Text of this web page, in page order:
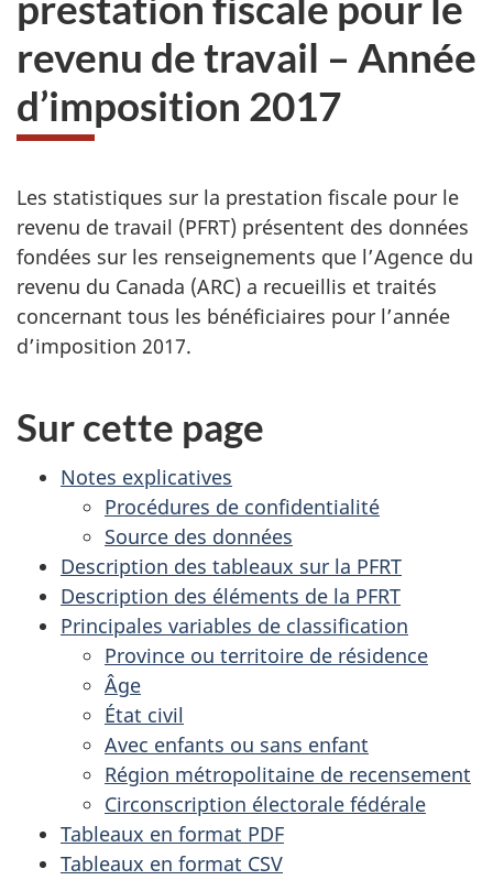
au
sondage
du
site
web,
revenu de travail – Année
d’imposition 2017
N
o
u
s
v
V
o
u
s
p
o
e
Les statistiques sur la prestation fiscale pour le
revenu de travail (PFRT) présentent des données
fondées sur les renseignements que l’Agence du
revenu du Canada (ARC) a recueillis et traités
concernant tous les bénéficiaires pour l’année
d’imposition 2017.
Sur cette page
Notes explicatives
Procédures de confidentialité
Source des données
Description des tableaux sur la PFRT
Description des éléments de la PFRT
Principales variables de classification
Province ou territoire de résidence
Âge
État civil
Avec enfants ou sans enfant
Région métropolitaine de recensement
Circonscription électorale fédérale
Tableaux en format PDF
Tableaux en format CSV